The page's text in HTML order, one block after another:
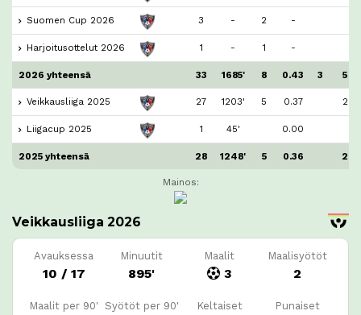
Suomen Cup 2026 3 - 2 -
Harjoitusottelut 2026 1 - 1 -
2026 yhteensä 33 1685' 8 0.43 3 5
Veikkausliiga 2025 27 1203' 5 0.37 2
Liigacup 2025 1 45' 0.00
2025 yhteensä 28 1248' 5 0.36 2
Mainos:
Veikkausliiga 2026
Avauksessa
10 / 17
Minuutit
895'
Maalit
3
Maalisyötöt
2
Maalit per 90' Syötöt per 90' Keltaiset Punaiset